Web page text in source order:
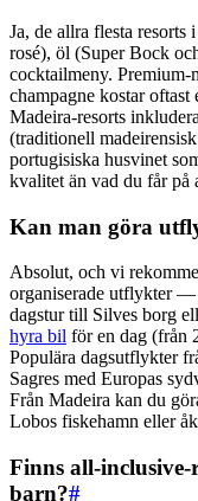
Ja, de allra flesta
rosé), öl (Super Bock
cocktailmeny.
champagne kostar
Madeira-resorts
(traditionell
portugisiska husvinet
kvalitet än vad du får på
Kan man göra
Absolut, och vi
organiserade utflykter
dagstur till Silves borg
hyra bil för en dag (från
Populära dagsutflykter
Sagres med Europas
Från Madeira kan du
Lobos fiskehamn eller
Finns all-inclusive-
barn?#